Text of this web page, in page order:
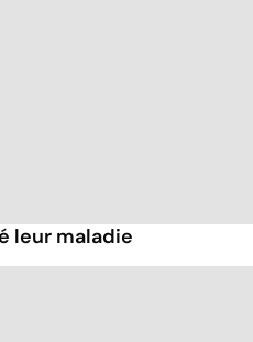
leur maladie